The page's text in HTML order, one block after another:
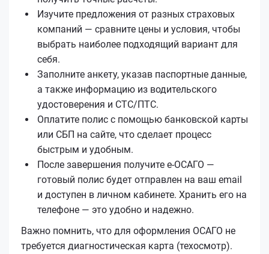
Изучите предложения от разных страховых
компаний — сравните цены и условия, чтобы
выбрать наиболее подходящий вариант для
себя.
Заполните анкету, указав паспортные данные,
а также информацию из водительского
удостоверения и СТС/ПТС.
Оплатите полис с помощью банковской карты
или СБП на сайте, что сделает процесс
быстрым и удобным.
После завершения получите е‑ОСАГО —
готовый полис будет отправлен на ваш email
и доступен в личном кабинете. Хранить его на
телефоне — это удобно и надежно.
Важно помнить, что для оформления ОСАГО не
требуется диагностическая карта (техосмотр).